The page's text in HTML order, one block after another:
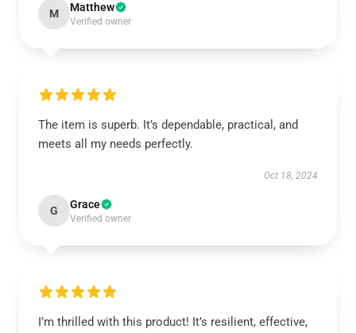
M Matthew
Verified owner
The item is superb. It’s dependable, practical, and
meets all my needs perfectly.
Oct 18, 2024
G Grace
Verified owner
I’m thrilled with this product! It’s resilient, effective,